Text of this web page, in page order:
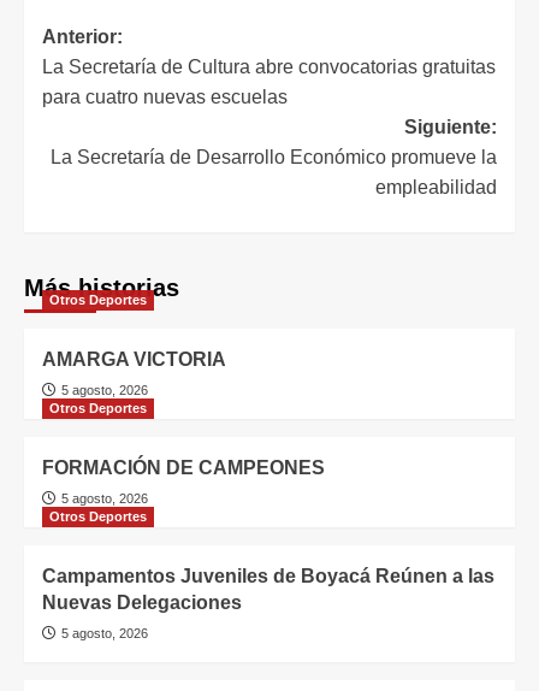
Anterior:
La Secretaría de Cultura abre convocatorias gratuitas
para cuatro nuevas escuelas
Siguiente:
La Secretaría de Desarrollo Económico promueve la
empleabilidad
Más historias
Otros Deportes
AMARGA VICTORIA
5 agosto, 2026
Otros Deportes
FORMACIÓN DE CAMPEONES
5 agosto, 2026
Otros Deportes
Campamentos Juveniles de Boyacá Reúnen a las
Nuevas Delegaciones
5 agosto, 2026